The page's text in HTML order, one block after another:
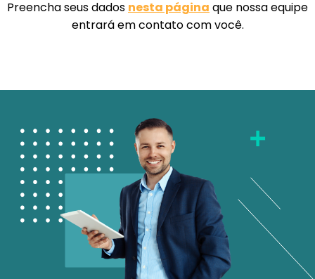
Preencha seus dados nesta página que nossa equipe
entrará em contato com você.